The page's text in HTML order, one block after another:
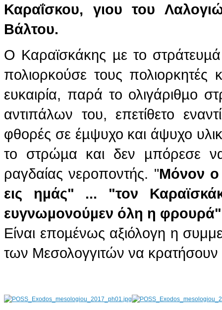
Καραΐσκου, γιου του
Βάλτου.
Ο Καραϊσκάκης µε το
πολιορκούσε τους
ευκαιρία, παρά το ολιγάριθµο
αντιπάλων του, επετίθετο
φθορές σε έµψυχο και άψυχο
το στρώµα και δεν µπόρεσε
ραγδαίας νεροποντής. "Μόνον ο
εις ηµάς" ... "τον
ευγνωµονούµεν όλη η φρουρά"
Είναι εποµένως αξιόλογη η
των Μεσολογγιτών να κρατήσουν